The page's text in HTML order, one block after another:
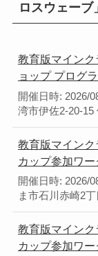
ロスウェーブ
教育版マイン
ョップ プログ
開催日時: 2026/
湾市伊佐2-20-
教育版マイン
カップ参加ワ
開催日時: 2026/
ま市石川赤崎2
教育版マイン
カップ参加ワ